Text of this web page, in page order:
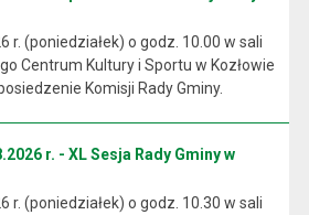
r. (poniedziałek) o godz. 10.00 w sali
Centrum Kultury i Sportu w Kozłowie
Komisji Rady Gminy.
r. - XL Sesja Rady Gminy w
r. (poniedziałek) o godz. 10.30 w sali